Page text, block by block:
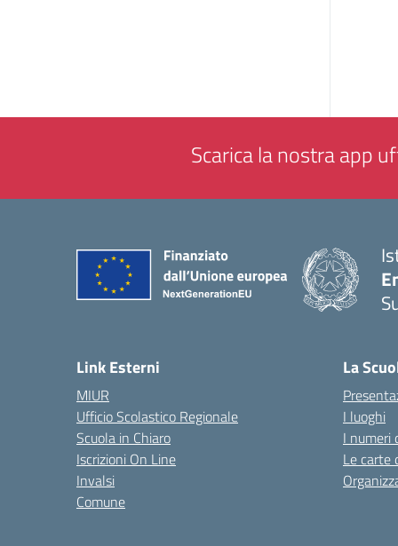
Scarica la nostra app
Link Esterni
MIUR
Ufficio Scolastico Regionale
Scuola in Chiaro
Iscrizioni On Line
Invalsi
Comune
La
I luoghi
I numeri
Le carte